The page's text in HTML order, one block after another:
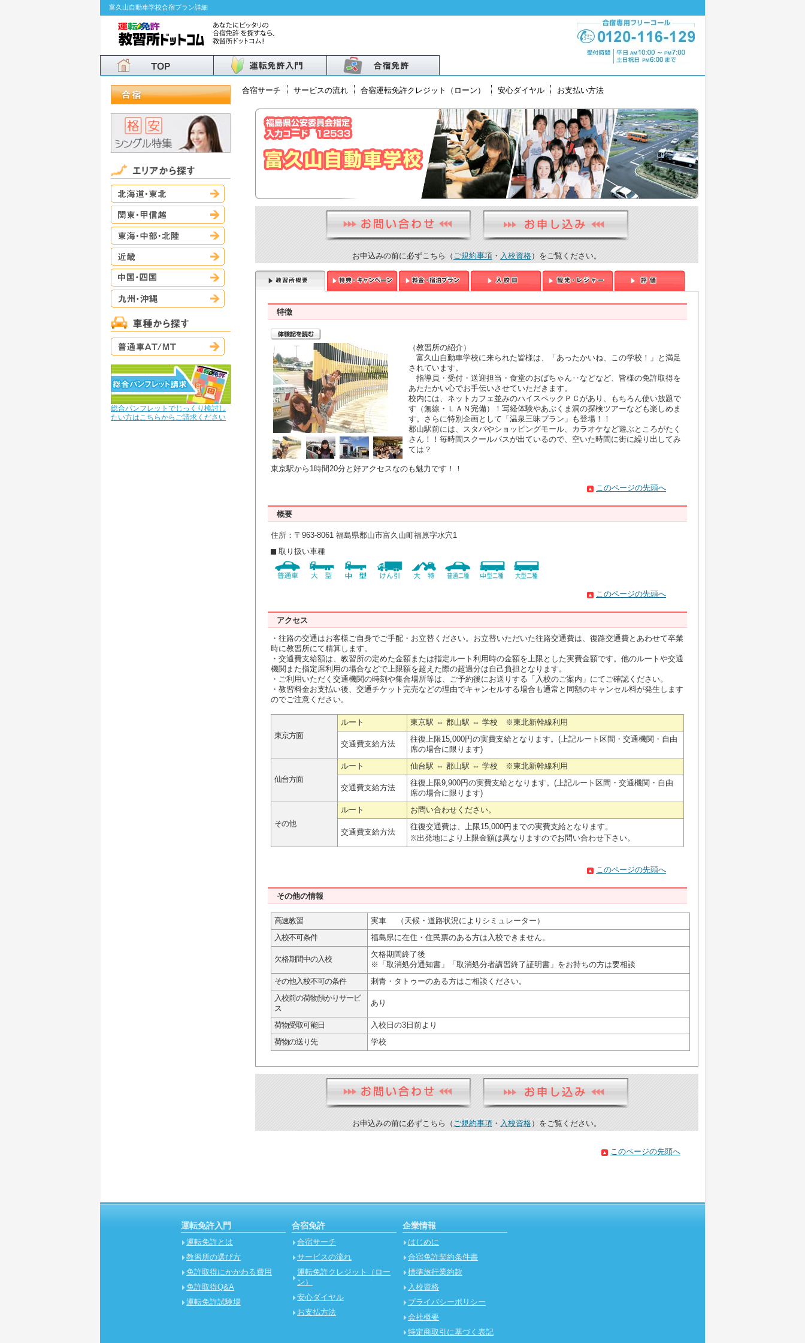
富久山自動車学校合宿プラン詳細
中国・四国
総合パンフレットでじっくり検討し
たい方はこちらからご請求ください
合宿サーチ サービスの流れ 合宿運転免許クレジット（ローン） 安心ダイヤル お支払い方法
お申込みの前に必ずこちら（ ご規約事項 ・ 入校資格）をご覧ください。
特徴
（教習所の紹介）
富久山自動車学校に来られた皆様は、「あったかいね、この学校！」と満足
されています。
指導員・受付・送迎担当・食堂のおばちゃん‥などなど、皆様の免許取得を
あたたかい心でお手伝いさせていただきます。
校内には、ネットカフェ並みのハイスペックＰＣがあり、もちろん使い放題で
す（無線・ＬＡＮ完備）！写経体験やあぶくま洞の探検ツアーなども楽しめま
す。さらに特別企画として「温泉三昧プラン」も登場！！
郡山駅前には、スタバやショッピングモール、カラオケなど遊ぶところがたく
さん！！毎時間スクールバスが出ているので、空いた時間に街に繰り出してみ
ては？
東京駅から1時間20分と好アクセスなのも魅力です！！
このページの先頭へ
概要
住所：〒963-8061 福島県郡山市富久山町福原字水穴1
取り扱い車種
このページの先頭へ
アクセス
・往路の交通はお客様ご自身でご手配・お立替ください。お立替いただいた往路交通費は、復路交通費とあわせて卒業
時に教習所にて精算します。
・交通費支給額は、教習所の定めた金額または指定ルート利用時の金額を上限とした実費金額です。他のルートや交通
機関また指定席利用の場合などで上限額を超えた際の超過分は自己負担となります。
・ご利用いただく交通機関の時刻や集合場所等は、ご予約後にお送りする「入校のご案内」にてご確認ください。
・教習料金お支払い後、交通チケット完売などの理由でキャンセルする場合も通常と同額のキャンセル料が発生します
のでご注意ください。
東京方面
ルート 東京駅 ⇔ 郡山駅 ⇔ 学校 ※東北新幹線利用
交通費支給方法
往復上限15,000円の実費支給となります。(上記ルート区間・交通機関・自由
席の場合に限ります)
仙台方面
ルート 仙台駅 ⇔ 郡山駅 ⇔ 学校 ※東北新幹線利用
交通費支給方法
往復上限9,900円の実費支給となります。(上記ルート区間・交通機関・自由
席の場合に限ります)
その他
ルート お問い合わせください。
交通費支給方法
往復交通費は、上限15,000円までの実費支給となります。
※出発地により上限金額は異なりますのでお問い合わせ下さい。
このページの先頭へ
その他の情報
高速教習
実車 （天候・道路状況によりシミュレーター）
入校不可条件
福島県に在住・住民票のある方は入校できません。
欠格期間中の入校
欠格期間終了後
※「取消処分通知書」「取消処分者講習終了証明書」をお持ちの方は要相談
その他入校不可の条件
刺青・タトゥーのある方はご相談ください。
入校前の荷物預かりサービ
ス
あり
荷物受取可能日
入校日の3日前より
荷物の送り先
学校
お申込みの前に必ずこちら（ ご規約事項 ・ 入校資格）をご覧ください。
このページの先頭へ
運転免許入門
運転免許とは
教習所の選び方
免許取得にかかわる費用
免許取得Q&A
運転免許試験場
合宿免許
合宿サーチ
サービスの流れ
運転免許クレジット（ロー
ン）
安心ダイヤル
お支払方法
企業情報
はじめに
合宿免許契約条件書
標準旅行業約款
入校資格
プライバシーポリシー
会社概要
特定商取引に基づく表記